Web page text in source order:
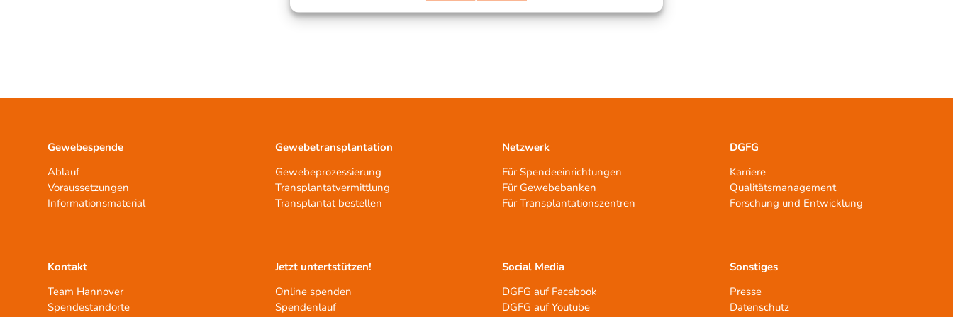
Gewebespende
Ablauf
Voraussetzungen
Informationsmaterial
Kontakt
Team Hannover
Spendestandorte
Gewebetransplantation
Gewebeprozessierung
Transplantatvermittlung
Transplantat bestellen
Jetzt untertstützen!
Online spenden
Spendenlauf
Netzwerk
Für Spendeeinrichtungen
Für Gewebebanken
Für Transplantationszentren
Social Media
DGFG auf Facebook
DGFG auf Youtube
DGFG
Karriere
Qualitätsmanagement
Forschung und Entwicklung
Sonstiges
Presse
Datenschutz